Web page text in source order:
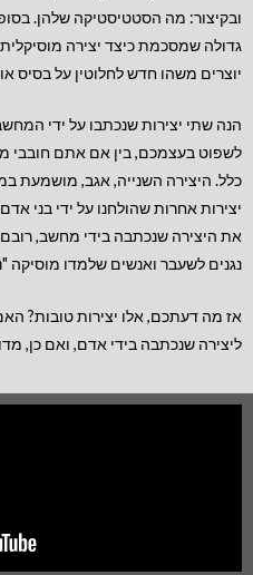
ובקיצור: מה הסטטיסטיקה שלהן.
גדולה שמסכמת כיצד יצירה
יוצרים משהו חדש לחלוטין על בסיס
לשפוט בעצמכם, בין אם אתם חובבי
כלל. היצירה השנייה, אגב, מושמעת
יצירות אחרות שהולחנו על ידי בני
את היצירה שנכתבה בידי מחשב,
נגנים לשעבר ואנשים שלמדו מוסיקה
אז מה דעתכם, אלו יצירות טובות?
ליצירה שנכתבה בידי אדם, ואם כן,